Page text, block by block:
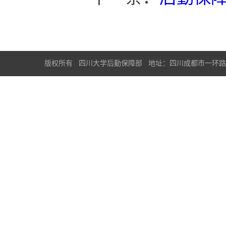
版权所有 四川大学后勤保障部 地址：四川成都市一环